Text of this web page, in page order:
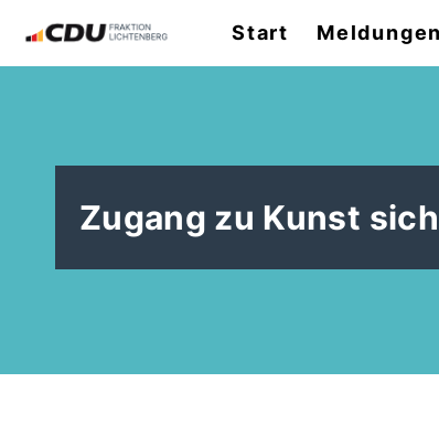
Start Meldungen
Zugang zu Kunst